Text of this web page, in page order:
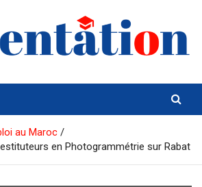
Maroc
au Maroc
en Photogrammétrie sur Rabat